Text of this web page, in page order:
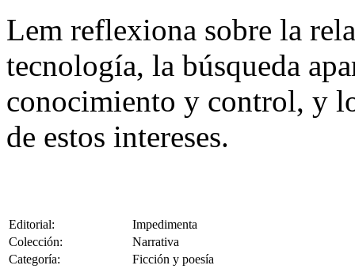
Lem reflexiona sobre la
tecnología, la búsqueda
conocimiento y control, y
de estos intereses.
Editorial:
Impedimenta
Colección:
Narrativa
Categoría:
Ficción y poesía